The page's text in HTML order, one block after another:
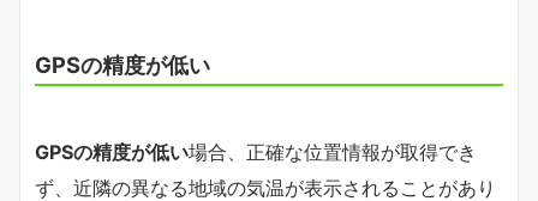
GPSの精度が低い
GPSの精度が低い場合、正確な位置情報が取得でき
ず、近隣の異なる地域の気温が表示されることがあり